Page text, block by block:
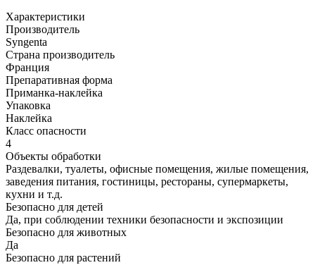
Характеристики
Производитель
Syngenta
Страна производитель
Франция
Препаративная форма
Приманка-наклейка
Упаковка
Наклейка
Класс опасности
4
Объекты обработки
Раздевалки, туалеты, офисные помещения, жилые помещения,
заведения питания, гостиницы, рестораны, супермаркеты,
кухни и т.д.
Безопасно для детей
Да, при соблюдении техники безопасности и экспозиции
Безопасно для животных
Да
Безопасно для растений